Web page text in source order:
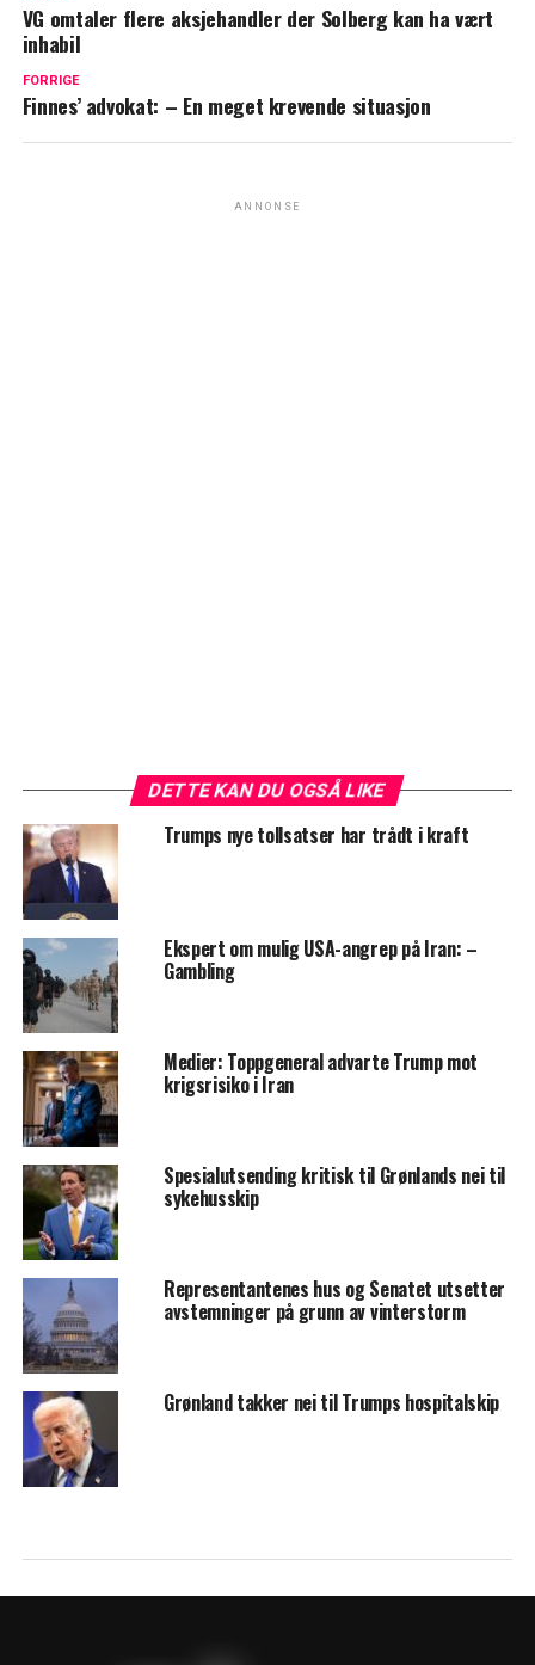
VG omtaler flere aksjehandler der Solberg kan ha vært
inhabil
FORRIGE
Finnes’ advokat: – En meget krevende situasjon
ANNONSE
DETTE KAN DU OGSÅ LIKE
Trumps nye tollsatser har trådt i kraft
Ekspert om mulig USA-angrep på Iran: –
Gambling
Medier: Toppgeneral advarte Trump mot
krigsrisiko i Iran
Spesialutsending kritisk til Grønlands nei til
sykehusskip
Representantenes hus og Senatet utsetter
avstemninger på grunn av vinterstorm
Grønland takker nei til Trumps hospitalskip